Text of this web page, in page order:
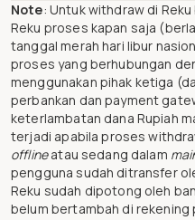
Note: Untuk withdraw di
Reku proses kapan saja
tanggal merah hari libur
proses yang berhubungan
menggunakan pihak ketiga
perbankan dan payment
keterlambatan dana Rupiah
terjadi apabila proses
offlineatau sedang dalam
pengguna sudah ditransfer
Reku sudah dipotong oleh
belum bertambah di rekening